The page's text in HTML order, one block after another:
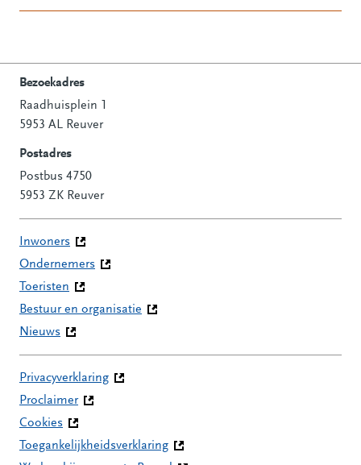
Contactinformatie
Bezoekadres
Raadhuisplein 1
5953 AL Reuver
Postadres
Postbus 4750
5953 ZK Reuver
Inwoners
Ondernemers
Toeristen
Bestuur en organisatie
Nieuws
Privacyverklaring
Proclaimer
Cookies
Toegankelijkheidsverklaring